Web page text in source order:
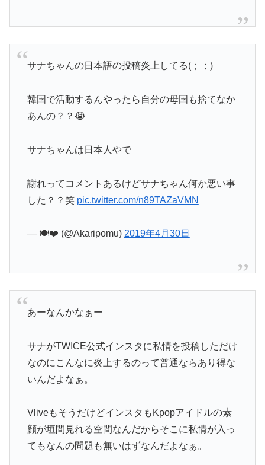
サナちゃんの日本語の投稿炎上してる(；；)
韓国で活動するんやったら自分の母国も捨てなか
あんの？？😭
サナちゃんは日本人やで
謝れってコメントあるけどサナちゃん何か悪い事
した？？笑 pic.twitter.com/n89TAZaVMN
— 🍽❤︎ (@Akaripomu) 2019年4月30日
あーなんかなぁー
サナがTWICE公式インスタに私情を投稿しただけ
なのにこんなに炎上するのって普通ならあり得な
いんだよなぁ。
VliveもそうだけどインスタもKpopアイドルの素
顔が垣間見れる空間なんだからそこに私情が入っ
てもなんの問題も無いはずなんだよなぁ。